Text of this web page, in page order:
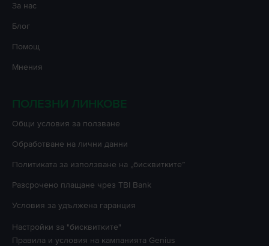
За нас
Блог
Помощ
Мнения
ПОЛЕЗНИ ЛИНКОВЕ
Oбщи условия за ползване
Oбработване на лични данни
Политиката за използване на „бисквитките”
Разсрочено плащане чрез TBI Bank
Условия за удължена гаранция
Настройки за "бисквитките"
Правила и условия на кампанията Genius